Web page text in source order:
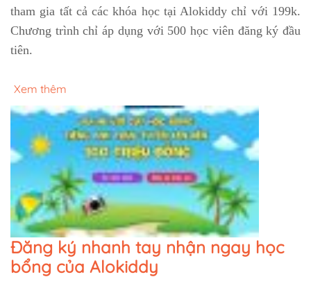
tham gia tất cả các khóa học tại Alokiddy chỉ với 199k.
Chương trình chỉ áp dụng với 500 học viên đăng ký đầu
tiên.
Xem thêm
Đăng ký nhanh tay nhận ngay học
bổng của Alokiddy